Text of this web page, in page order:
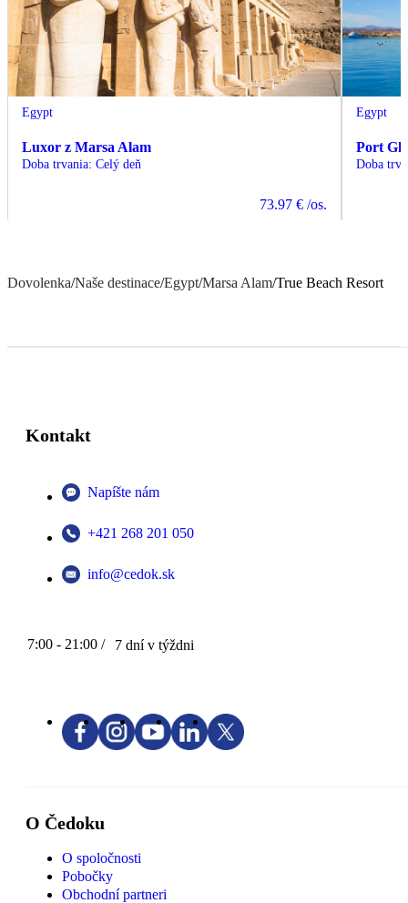
Egypt
Luxor z Marsa Alam
Doba trvania: Celý deň
73.97 € /os.
Egypt
Port
Doba
Dovolenka/Naše destinace/Egypt/Marsa Alam/True Beach Resort
Kontakt
Napíšte nám
+421 268 201 050
info@cedok.sk
7:00 - 21:00 / 7 dní v týždni
O Čedoku
O spoločnosti
Pobočky
Obchodní partneri